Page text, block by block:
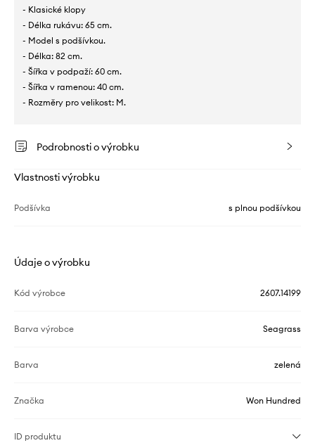
- Klasické klopy
- Délka rukávu: 65 cm.
- Model s podšívkou.
- Délka: 82 cm.
- Šířka v podpaží: 60 cm.
- Šířka v ramenou: 40 cm.
- Rozměry pro velikost: M.
Podrobnosti o výrobku
Vlastnosti výrobku
Podšívka s plnou podšívkou
Údaje o výrobku
Kód výrobce 2607.14199
Barva výrobce Seagrass
Barva zelená
Značka Won Hundred
ID produktu